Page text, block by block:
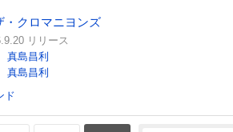
・クロマニヨンズ
リリース
真島昌利
真島昌利
ド